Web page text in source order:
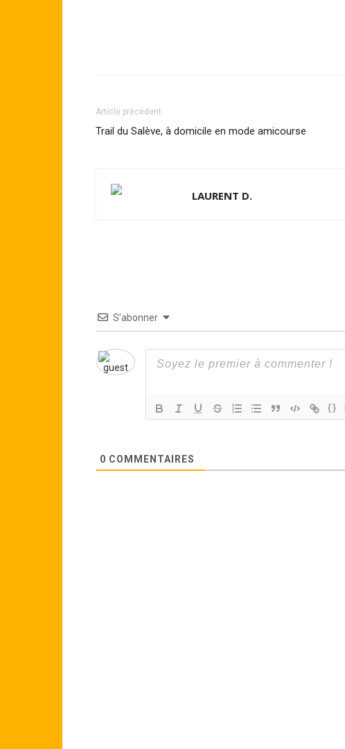
Article précédent
Trail du Salève, à domicile en mode amicourse
LAURENT D.
S’abonner
{}
0 COMMENTAIRES